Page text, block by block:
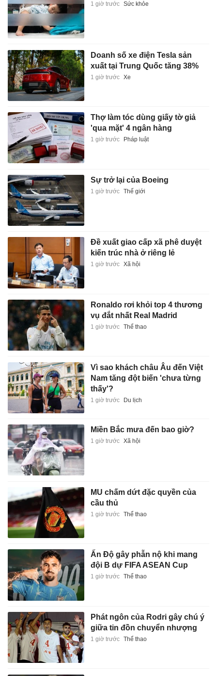
1 giờ trước Sức khỏe
Doanh số xe điện Tesla sản
xuất tại Trung Quốc tăng 38%
1 giờ trước Xe
Thợ làm tóc dùng giấy tờ giả
'qua mặt' 4 ngân hàng
1 giờ trước Pháp luật
Sự trở lại của Boeing
1 giờ trước Thế giới
Đề xuất giao cấp xã phê duyệt
kiến trúc nhà ở riêng lẻ
1 giờ trước Xã hội
Ronaldo rơi khỏi top 4 thương
vụ đắt nhất Real Madrid
1 giờ trước Thể thao
Vì sao khách châu Âu đến Việt
Nam tăng đột biến 'chưa từng
thấy'?
1 giờ trước Du lịch
Miền Bắc mưa đến bao giờ?
1 giờ trước Xã hội
MU chấm dứt đặc quyền của
cầu thủ
1 giờ trước Thể thao
Ấn Độ gây phẫn nộ khi mang
đội B dự FIFA ASEAN Cup
1 giờ trước Thể thao
Phát ngôn của Rodri gây chú ý
giữa tin đồn chuyển nhượng
1 giờ trước Thể thao